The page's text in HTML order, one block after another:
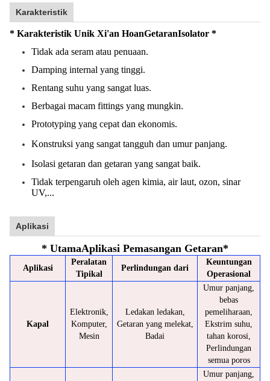
Karakteristik
* Karakteristik Unik Xi'an HoanGetaranIsolator *
Tidak ada seram atau penuaan.
Damping internal yang tinggi.
Rentang suhu yang sangat luas.
Berbagai macam fittings yang mungkin.
Prototyping yang cepat dan ekonomis.
Konstruksi yang sangat tangguh dan umur panjang.
Isolasi getaran dan getaran yang sangat baik.
Tidak terpengaruh oleh agen kimia, air laut, ozon, sinar
UV,...
Aplikasi
* UtamaAplikasi Pemasangan Getaran*
Aplikasi
Peralatan
Tipikal
Perlindungan dari
Keuntungan
Operasional
Kapal
Elektronik,
Komputer,
Mesin
Ledakan ledakan,
Getaran yang melekat,
Badai
Umur panjang,
bebas
pemeliharaan,
Ekstrim suhu,
tahan korosi,
Perlindungan
semua poros
Umur panjang,